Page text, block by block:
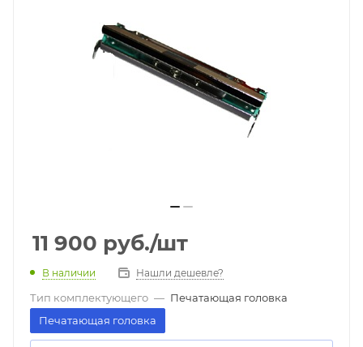
11 900 руб./шт
В наличии Нашли дешевле?
Тип комплектующего — Печатающая головка
Печатающая головка